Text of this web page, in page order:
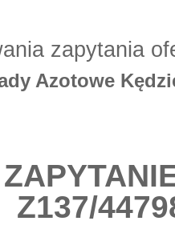
zapytania
Azotowe
Z137/